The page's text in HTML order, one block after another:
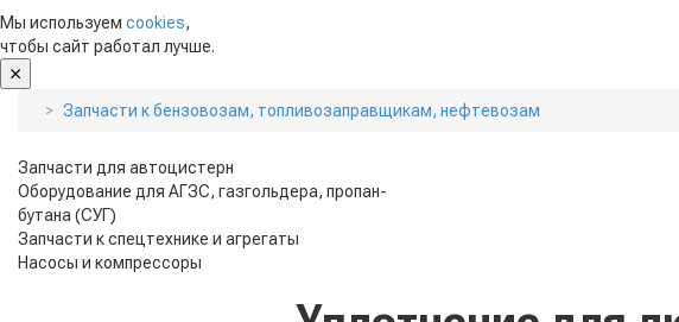
Мы используем cookies,
чтобы сайт работал лучше.
Запчасти к бензовозам, топливозаправщикам, нефтевозам
Запчасти для автоцистерн
Оборудование для АГЗС, газгольдера, пропан-
бутана (СУГ)
Запчасти к спецтехнике и агрегаты
Насосы и компрессоры